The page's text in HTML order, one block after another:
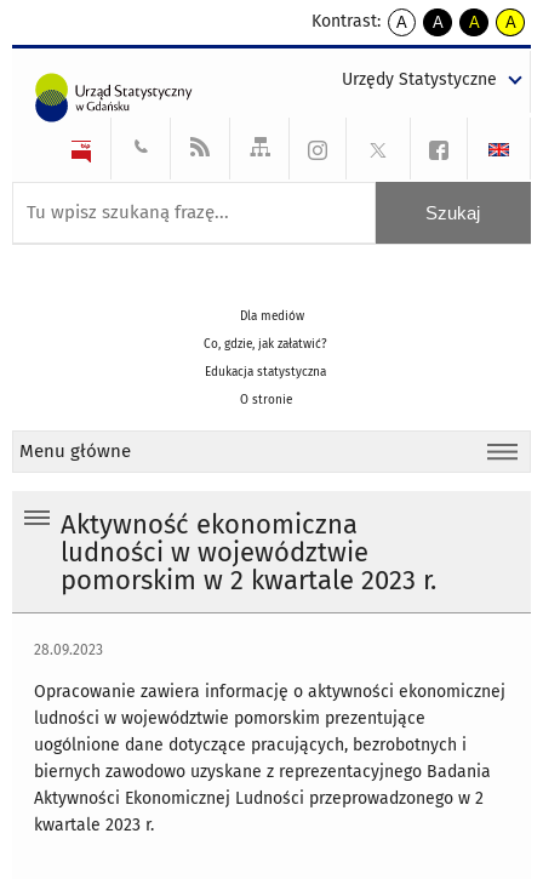
Kontrast:
A
kontrast
A
kontrast
tekst
czarnym
A
kontrast
tekst
czarnym
A
tekst
żółtym
Urzędy Statystyczne
Dla mediów
Co, gdzie, jak załatwić?
Edukacja statystyczna
O stronie
Menu główne
Aktywność ekonomiczna
ludności w województwie
pomorskim w 2 kwartale 2023 r.
28.09.2023
Opracowanie zawiera informację o aktywności ekonomicznej
ludności w województwie pomorskim prezentujące
uogólnione dane dotyczące pracujących, bezrobotnych i
biernych zawodowo uzyskane z reprezentacyjnego Badania
Aktywności Ekonomicznej Ludności przeprowadzonego w 2
kwartale 2023 r.